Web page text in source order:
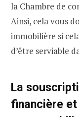
la Chambre de
Ainsi, cela vous
immobilière si
d’être serviable
La
financière